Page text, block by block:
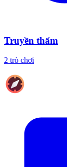
Truyền thẩm
2 trò chơi